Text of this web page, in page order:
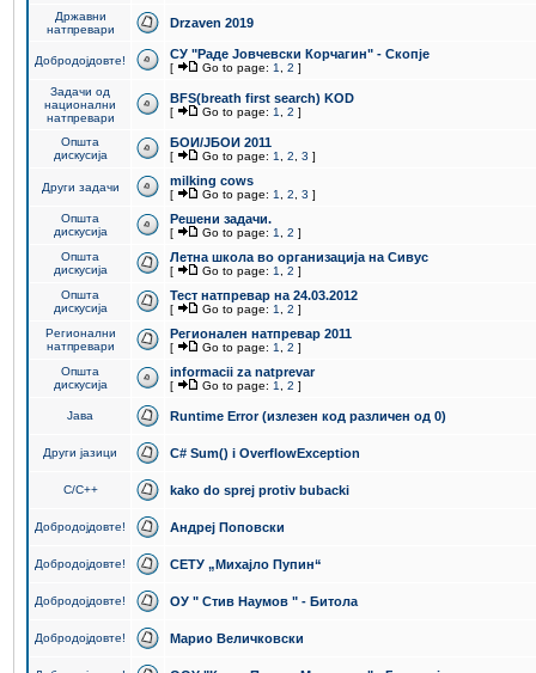
Државни
натпревари
Drzaven 2019
Добродојдовте! СУ "Раде Јовчевски Корчагин" - Скопје
[ Go to page: 1 2 ]
Задачи од
национални
натпревари
BFS(breath first search) KOD
[ Go to page: 1 2 ]
Општа
дискусија
БОИ/ЈБОИ 2011
[ Go to page: 1 2 3 ]
Други задачи milking cows
[ Go to page: 1 2 3 ]
Општа
дискусија
Решени задачи.
[ Go to page: 1 2 ]
Општа
дискусија
Летна школа во организација на Сивус
[ Go to page: 1 2 ]
Општа
дискусија
Тест натпревар на 24.03.2012
[ Go to page: 1 2 ]
Регионални
натпревари
Регионален натпревар 2011
[ Go to page: 1 2 ]
Општа
дискусија
informacii za natprevar
[ Go to page: 1 2 ]
Јава Runtime Error (излезен код различен од 0)
Други јазици C# Sum() i OverflowException
C/C++ kako do sprej protiv bubacki
Добродојдовте! Андреј Поповски
Добродојдовте! СЕТУ „Михајло Пупин“
Добродојдовте! ОУ " Стив Наумов " - Битола
Добродојдовте! Марио Величковски